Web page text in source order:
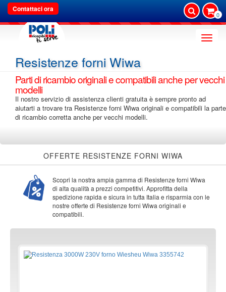
Contattaci ora
0
Toggle
Resistenze forni Wiwa
Parti di ricambio originali e compatibili anche per vecchi
modelli
Il nostro servizio di assistenza clienti gratuita è sempre pronto ad
aiutarti a trovare tra Resistenze forni Wiwa originali e compatibili la parte
di ricambio corretta anche per vecchi modelli.
OFFERTE RESISTENZE FORNI WIWA
Scopri la nostra ampia gamma di Resistenze forni Wiwa
di alta qualità a prezzi competitivi. Approfitta della
spedizione rapida e sicura in tutta Italia e risparmia con le
nostre offerte di Resistenze forni Wiwa originali e
compatibili.